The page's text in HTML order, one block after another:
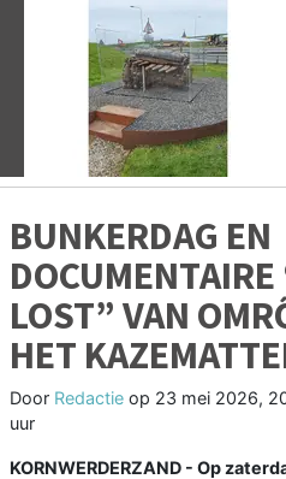
BUNKERDAG EN
LOST” VAN
HET
Door Redactie op 23 mei 2026,
uur
KORNWERDERZAND - Op